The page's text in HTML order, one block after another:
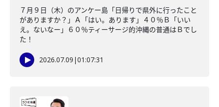
７月９日（木）のアンケー島「日帰りで県外に行ったこと
がありますか？」Ａ「はい。あります」４０％Ｂ「いい
え。ないなー」６０％ティーサージ的沖縄の普通はＢでし
た！
2026.07.09 |01:07:31